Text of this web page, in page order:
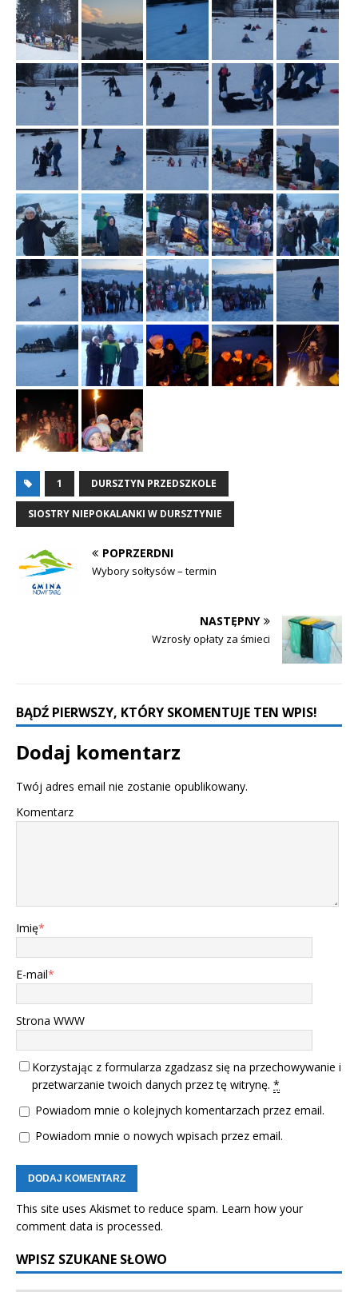
1 DURSZTYN PRZEDSZKOLE
SIOSTRY NIEPOKALANKI W DURSZTYNIE
POPRZERDNI
Wybory sołtysów – termin
NASTĘPNY
Wzrosły opłaty za śmieci
BĄDŹ PIERWSZY, KTÓRY SKOMENTUJE TEN WPIS!
Dodaj komentarz
Twój adres email nie zostanie opublikowany.
Komentarz
Imię*
E-mail*
Strona WWW
Korzystając z formularza zgadzasz się na przechowywanie i
przetwarzanie twoich danych przez tę witrynę. *
Powiadom mnie o kolejnych komentarzach przez email.
Powiadom mnie o nowych wpisach przez email.
This site uses Akismet to reduce spam. Learn how your
comment data is processed.
WPISZ SZUKANE SŁOWO